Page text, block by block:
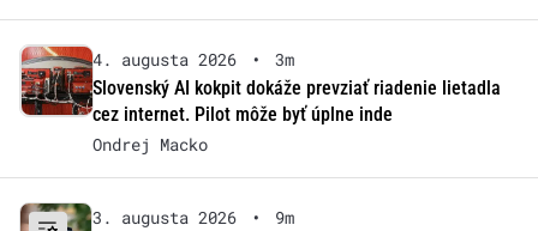
4. augusta 2026 •
3m
Slovenský AI kokpit dokáže prevziať riadenie lietadla
cez internet. Pilot môže byť úplne inde
Ondrej Macko
3. augusta 2026 •
9m